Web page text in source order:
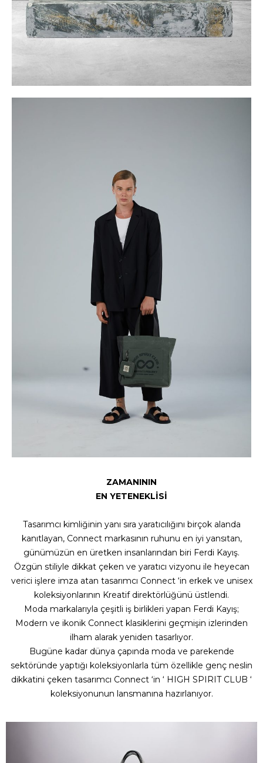
ZAMANININ
EN YETENEKLİSİ
Tasarımcı kimliğinin yanı sıra yaratıcılığını birçok alanda
kanıtlayan, Connect markasının ruhunu en iyi yansıtan,
günümüzün en üretken insanlarından biri Ferdi Kayış.
Özgün stiliyle dikkat çeken ve yaratıcı vizyonu ile heyecan
verici işlere imza atan tasarımcı Connect ‘in erkek ve unisex
koleksiyonlarının Kreatif direktörlüğünü üstlendi.
Moda markalarıyla çeşitli iş birlikleri yapan Ferdi Kayış;
Modern ve ikonik Connect klasiklerini geçmişin izlerinden
ilham alarak yeniden tasarlıyor.
Bugüne kadar dünya çapında moda ve parekende
sektöründe yaptığı koleksiyonlarla tüm özellikle genç neslin
dikkatini çeken tasarımcı Connect ‘in ‘ HIGH SPIRIT CLUB ‘
koleksiyonunun lansmanına hazırlanıyor.